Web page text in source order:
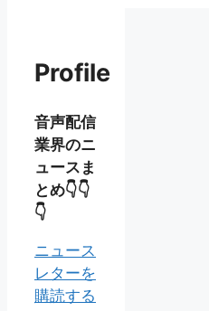
Profile
音声配信
業界のニ
ュースま
とめ👇👇
👇
ニュース
レターを
購読する